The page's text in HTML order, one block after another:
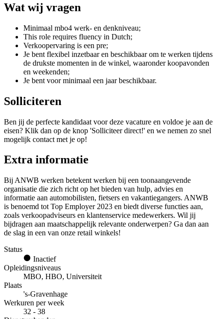
Wat wij vragen
Minimaal mbo4 werk- en denkniveau;
This role requires fluency in Dutch;
Verkoopervaring is een pre;
Je bent flexibel inzetbaar en beschikbaar om te werken tijdens
de drukste momenten in de winkel, waaronder koopavonden
en weekenden;
Je bent voor minimaal een jaar beschikbaar.
Solliciteren
Ben jij de perfecte kandidaat voor deze vacature en voldoe je aan de
eisen? Klik dan op de knop 'Solliciteer direct!' en we nemen zo snel
mogelijk contact met je op!
Extra informatie
Bij ANWB werken betekent werken bij een toonaangevende
organisatie die zich richt op het bieden van hulp, advies en
informatie aan automobilisten, fietsers en vakantiegangers. ANWB
is benoemd tot Top Employer 2023 en biedt diverse functies aan,
zoals verkoopadviseurs en klantenservice medewerkers. Wil jij
bijdragen aan maatschappelijk relevante onderwerpen? Ga dan aan
de slag in een van onze retail winkels!
Status
Inactief
Opleidingsniveaus
MBO, HBO, Universiteit
Plaats
's-Gravenhage
Werkuren per week
32 - 38